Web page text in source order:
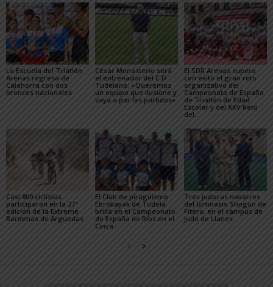
La Escuela del Triatlón
Arenas regresa de
Calahorra con dos
bronces nacionales
César Monasterio será
el entrenador del C.D.
Tudelano: «Queremos
un equipo que ilusione y
vaya a por los partidos»
El SDR Arenas supera
con éxito el gran reto
organizativo del
Campeonato de España
de Triatlón de Edad
Escolar y del XXV Reto
del...
Casi 800 ciclistas
participaron en la 27ª
edición de la Extreme
Bardenas de Arguedas
El Club de piragüismo
Ebrokayak de Tudela
brilla en el Campeonato
de España de Ríos en el
Cinca
Tres judocas navarros
del Gimnasio Shogun de
Fitero, en el campus de
judo de Llanes